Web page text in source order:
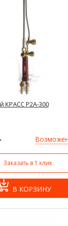
КРАСС Р2А-300
Заказать в 1 клик
В КОРЗИНУ